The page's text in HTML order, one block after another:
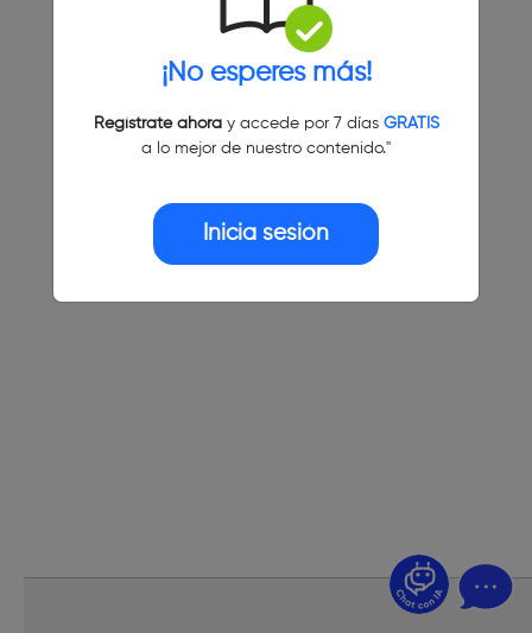
¡No esperes más!
Regístrate ahoray accede por 7 días GRATIS
a lo mejor de nuestro contenido."
Inicia sesión